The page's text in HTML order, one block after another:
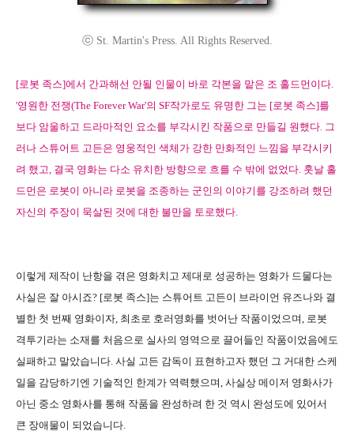
ⓒ St. Martin's Press. All Rights Reserved.
[로봇 족스]에서 간과해선 안될 인물이 바로 각본을 맡은 조 홀드먼이다.
'영원한 전쟁(The Forever War'의 SF작가로도 유명한 그는 [로봇 족스]를
보다 암울하고 드라마적인 요소를 부각시킨 작품으로 만들길 원했다. 그
러나 스튜어트 고든은 영웅적인 색체가 강한 만화적인 느낌을 부각시키
려 했고, 결국 영화는 다소 유치한 방향으로 흐를 수 밖에 없었다. 훗날 홀
드먼은 로봇이 아니라 로봇을 조종하는 군인의 이야기를 강조하려 했던
자신의 주장이 묵살된 것에 대한 불만을 토로했다.
이렇게 제작이 난항을 겪은 영화치고 제대로 성공하는 영화가 드물다는
사실은 잘 아시죠? [로봇 족스]는 스튜어트 고든이 브라이언 유즈나와 결
별한 첫 번째 영화이자, 최초로 호러영화를 벗어난 작품이었으며, 로봇
격투기라는 소재를 처음으로 실사의 영역으로 끌어들인 작품이었음에도
실패하고 말았습니다. 사실 고든 감독이 표현하고자 했던 그 거대한 스케
일을 감당하기엔 기술적인 한계가 역력했으며, 사실상 메이저 영화사가
아닌 중소 영화사를 통해 작품을 완성하려 한 것 역시 완성도에 있어서
큰 장애물이 되었습니다.